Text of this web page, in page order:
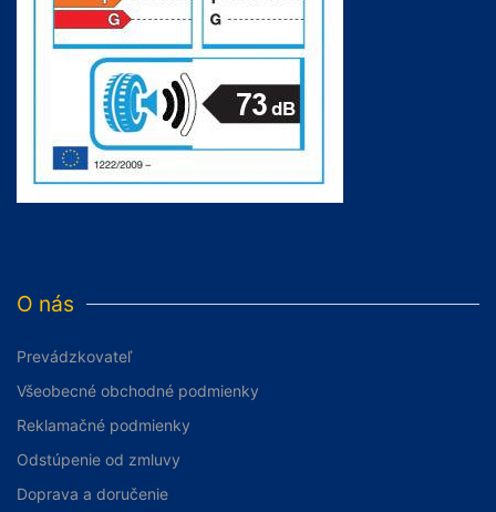
O nás
Prevádzkovateľ
Všeobecné obchodné podmienky
Reklamačné podmienky
Odstúpenie od zmluvy
Doprava a doručenie